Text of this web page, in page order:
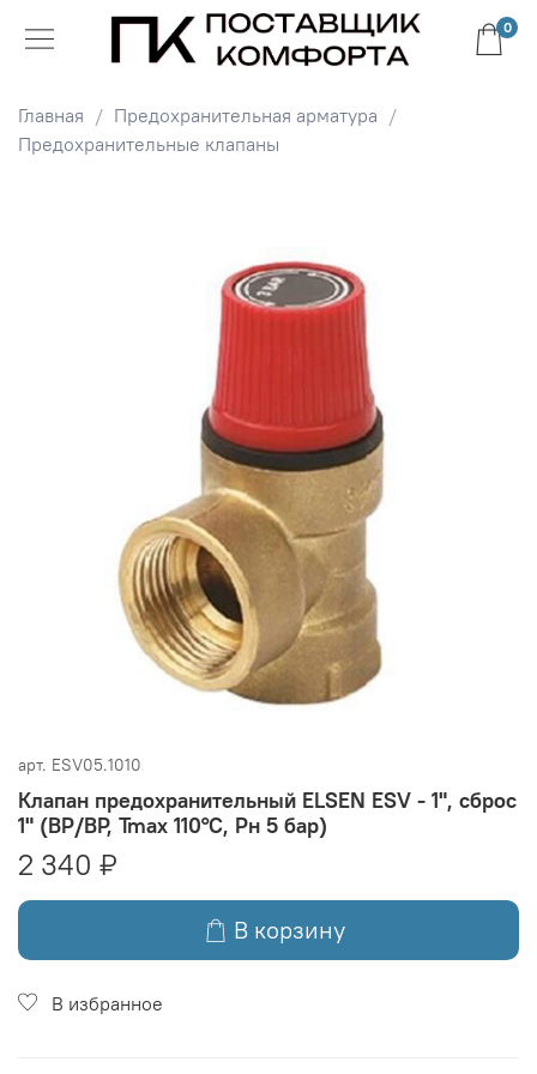
0
Главная
Предохранительная арматура
Предохранительные клапаны
арт. ESV05.1010
Клапан предохранительный ELSEN ESV - 1", сброс
1" (ВР/ВР, Tmax 110°C, Рн 5 бар)
2 340 ₽
В корзину
В избранное